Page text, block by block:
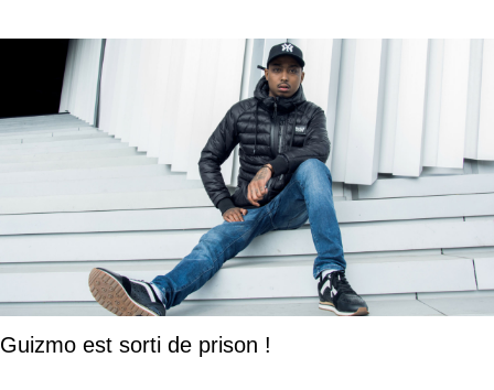
Guizmo est sorti de prison !